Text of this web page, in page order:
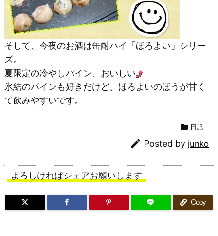
そして、今夜のお酒は缶酎ハイ「ほろよい」シリー
ズ。
夏限定の冷やしパイン、おいしい
氷結のパインも好きだけど、ほろよいのほうが甘く
て飲みやすいです。
 日記
 Posted by junko
よろしければシェアお願いします
Copy